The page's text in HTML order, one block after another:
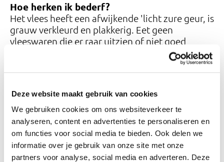
Deze website maakt gebruik van cookies
We gebruiken cookies om ons websiteverkeer te
analyseren, content en advertenties te personaliseren en
om functies voor social media te bieden. Ook delen we
informatie over je gebruik van onze site met onze
partners voor analyse, social media en adverteren. Deze
Hoe herken ik bederf?
Het vlees heeft een afwijkende 'licht zure geur, is
grauw verkleurd en plakkerig. Eet geen
vleeswaren die er raar uitzien of niet goed
Bewaartip voor dit product
Bewaar vleeswaren op de koudste plek in de
koelkast bij 4 graden, dit is vaak de onderste
plank. Bewaar het in een afsluitbaar bakje of in
de plastic verpakking.